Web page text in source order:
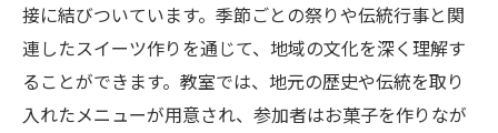
接に結びついています。季節ごとの祭りや伝統行事と関
連したスイーツ作りを通じて、地域の文化を深く理解す
ることができます。教室では、地元の歴史や伝統を取り
入れたメニューが用意され、参加者はお菓子を作りなが